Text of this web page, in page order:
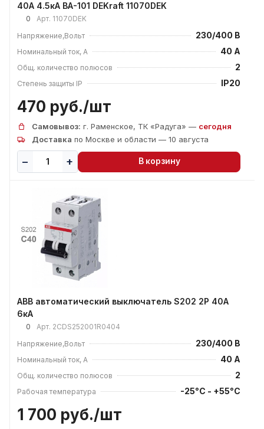
40А 4.5кА ВА-101 DEKraft 11070DEK
0 Арт. 11070DEK
Напряжение,Вольт
230/400 В
Номинальный ток, А 40 А
Общ. количество полюсов 2
Степень защиты IP IP20
470 руб./шт
Самовывоз: г. Раменское, ТК «Радуга» — сегодня
Доставка по Москве и области — 10 августа
В корзину
ABB автоматический выключатель S202 2P 40А
6кА
0 Арт. 2CDS252001R0404
Напряжение,Вольт
230/400 В
Номинальный ток, А 40 А
Общ. количество полюсов 2
Рабочая температура -25°C - +55°C
1 700 руб./шт